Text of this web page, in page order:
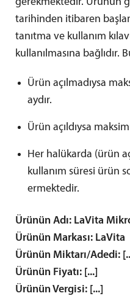
tarihinden itibaren
tanıtma ve kullanım
kullanılmasına bağlıdır.
Ürün açılmadıysa
aydır.
Ürün açıldıysa
Her halükarda (ürün
kullanım süresi ürün
ermektedir.
Ürünün Adı: LaVita
Ürünün Markası: LaVita
Ürünün Miktarı/Adedi:
Ürünün Fiyatı: [...]
Ürünün Vergisi: [...]